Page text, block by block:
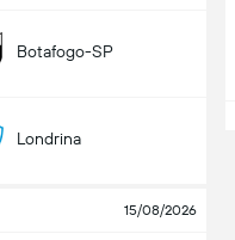
Botafogo-SP
Londrina
15/08/2026